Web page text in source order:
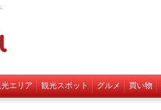
エリア 観光スポット グルメ 買い物